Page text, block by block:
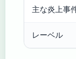
主な炎上事
レーベル